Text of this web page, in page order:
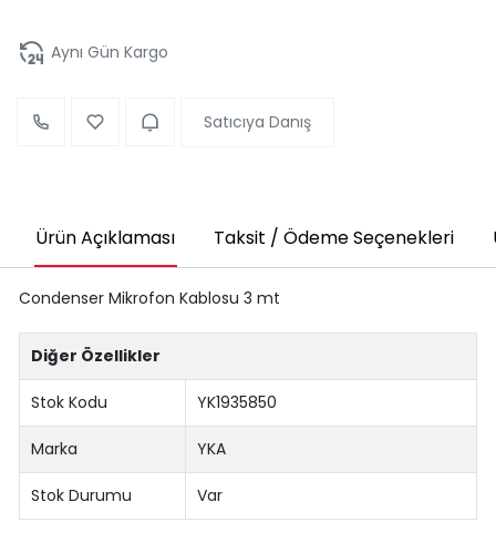
Aynı Gün Kargo
Satıcıya Danış
Ürün Açıklaması Taksit / Ödeme Seçenekleri
Condenser Mikrofon Kablosu 3 mt
Diğer Özellikler
Stok Kodu YK1935850
Marka YKA
Stok Durumu Var